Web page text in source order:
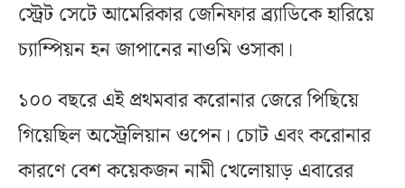
স্ট্রেট সেটে আমেরিকার জেনিফার ব্র্যাডিকে হারিয়ে
চ্যাম্পিয়ন হন জাপানের নাওমি ওসাকা।
১০০ বছরে এই প্রথমবার করোনার জেরে পিছিয়ে
গিয়েছিল অস্ট্রেলিয়ান ওপেন। চোট এবং করোনার
কারণে বেশ কয়েকজন নামী খেলোয়াড় এবারের